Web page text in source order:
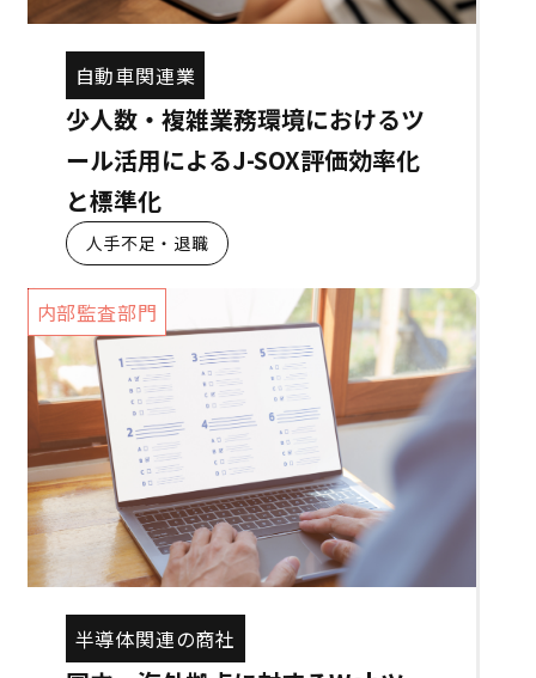
自動車関連業
少人数・複雑業務環境におけるツ
ール活用によるJ-SOX評価効率化
と標準化
人手不足・退職
内部監査部門
半導体関連の商社